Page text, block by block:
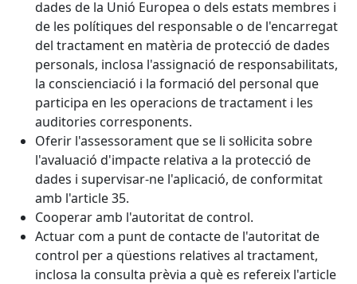
dades de la Unió Europea o dels estats membres i
de les polítiques del responsable o de l'encarregat
del tractament en matèria de protecció de dades
personals, inclosa l'assignació de responsabilitats,
la conscienciació i la formació del personal que
participa en les operacions de tractament i les
auditories corresponents.
Oferir l'assessorament que se li sol·licita sobre
l'avaluació d'impacte relativa a la protecció de
dades i supervisar-ne l'aplicació, de conformitat
amb l'article 35.
Cooperar amb l'autoritat de control.
Actuar com a punt de contacte de l'autoritat de
control per a qüestions relatives al tractament,
inclosa la consulta prèvia a què es refereix l'article